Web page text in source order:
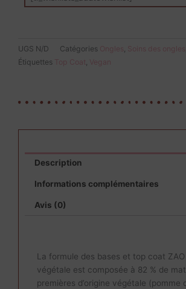
UGS N/D Catégories Ongles , Soins des ongles
Étiquettes Top Coat , Vegan
Description
Informations complémentaires
Avis (0)
La formule des bases et top coat ZAO
végétale est composée à 82 % de
premières d’origine végétale (pomme